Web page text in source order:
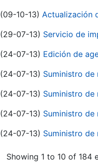
(09-10-13) Actualización
(29-07-13) Servicio de
(24-07-13) Edición de
(24-07-13) Suministro de
(24-07-13) Suministro de
(24-07-13) Suministro de
(24-07-13) Suministro de
Showing 1 to 10 of 184